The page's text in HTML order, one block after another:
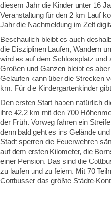
diesem Jahr die Kinder unter 16
Veranstaltung für den 2 km Lauf
Jahr die Nachmeldung im Zelt
Beschaulich bleibt es auch
die Disziplinen Laufen, Wandern
wird es auf dem Schlossplatz und
Großen und Ganzen bleibt es
Gelaufen kann über die Strecken
km. Für die Kindergartenkinder
Den ersten Start haben natürlich
ihre 42,2 km mit den 700
der Früh. Vorweg fahren ein
denn bald geht es ins Gelände
Stadt sperren die Feuerwehren
auf dem ersten Kilometer, die
einer Pension. Das sind die
zu laufen und zu feiern. Mit 70
Cottbusser das größte Städte-